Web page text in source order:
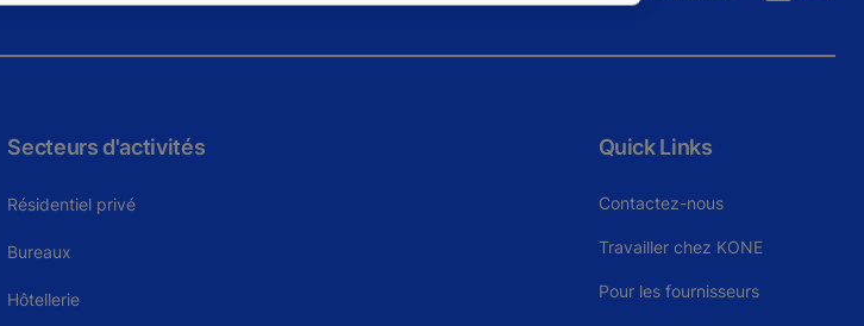
Secteurs d'activités
Résidentiel privé
Bureaux
Hôtellerie
Quick Links
Contactez-nous
Travailler chez KONE
Pour les fournisseurs